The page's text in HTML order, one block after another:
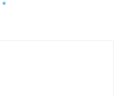
*